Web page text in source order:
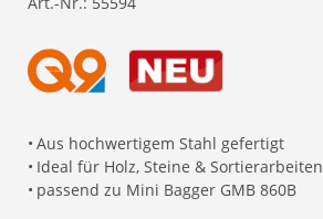
• Aus hochwertigem Stahl gefertigt
• Ideal für Holz, Steine & Sortierarbeiten
• passend zu Mini Bagger GMB 860B